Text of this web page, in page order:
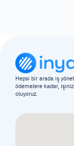
Hepsi bir arada iş
ödemelere kadar,
oluyoruz.